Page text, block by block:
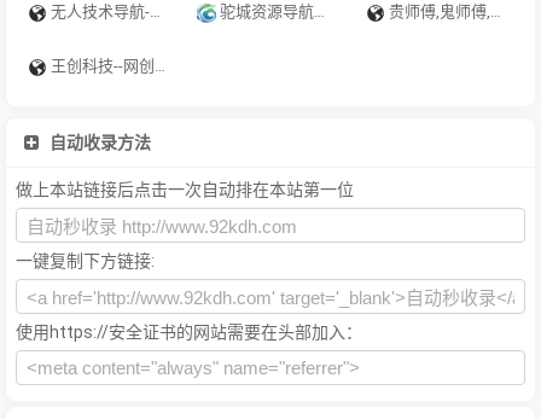
无人技术导航-qq技术导航_学习技术 从这里开始 驼城资源导航网-高质量网站目录提交-专注与分享优质网站 贵师傅,鬼师傅,贵私服,鬼私服,超级导航系统,资源免费分享,免费收录网
王创科技--网创项目综合服务平台
自动收录方法
做上本站链接后点击一次自动排在本站第一位
一键复制下方链接:
使用https://安全证书的网站需要在头部加入：